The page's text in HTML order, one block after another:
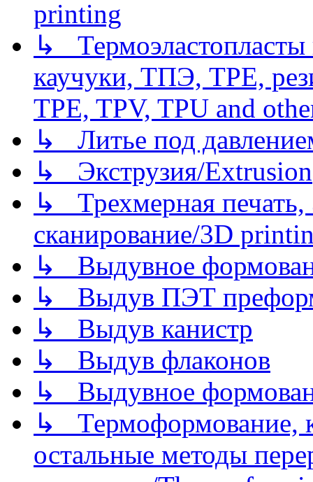
printing
↳
каучуки, ТПЭ, TPE,
TPE, TPV, TPU and
↳ Литье под
↳ Экструзия/Extrusion
↳ Трехмерная
сканирование/3D
↳ Выдувное
↳ Выдув ПЭТ
↳ Выдув канистр
↳ Выдув флаконов
↳ Выдувное
↳ Термоформование,
остальные методы